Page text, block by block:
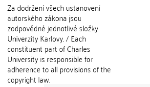
Za dodržení všech ustanovení
autorského zákona jsou
zodpovědné jednotlivé složky
Univerzity Karlovy. / Each
constituent part of Charles
University is responsible for
adherence to all provisions of the
copyright law.